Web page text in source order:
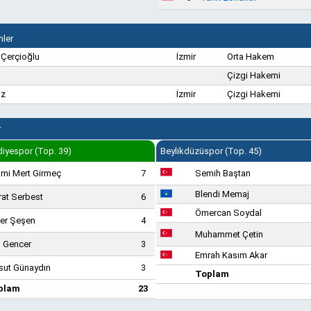
İzmir
Orta Hakem
Çizgi Hakemi
İzmir Çizgi Hakemi
(Top. 39)
Mert Girmeç 7
Serbest 6
Şeşen 4
Gencer 3
Günaydın
3
23
Beylikdüzüspor (Top. 45)
Semih Baştan
Blendi Memaj
Ömercan Soydal
Muhammet Çetin
Emrah Kasım Akar
Toplam